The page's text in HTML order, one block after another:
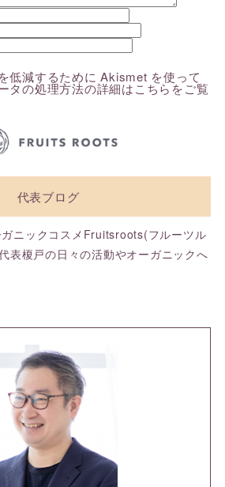
低減するために Akismet を使って
タの処理方法の詳細はこちらをご覧
代表ブログ
ニックコスメFruitsroots(フルーツル
表榎戸の日々の活動やオーガニックへ